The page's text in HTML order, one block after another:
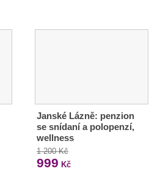
Janské Lázně: penzion
se snídaní a polopenzí,
wellness
1 200 Kč
999 Kč